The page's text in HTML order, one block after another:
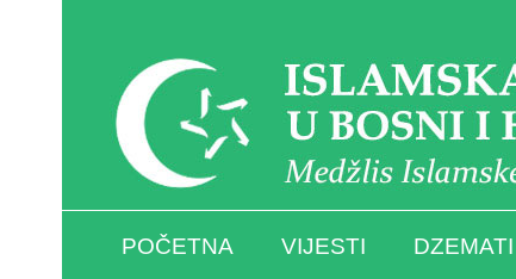
POČETNA VIJESTI DZEMATI